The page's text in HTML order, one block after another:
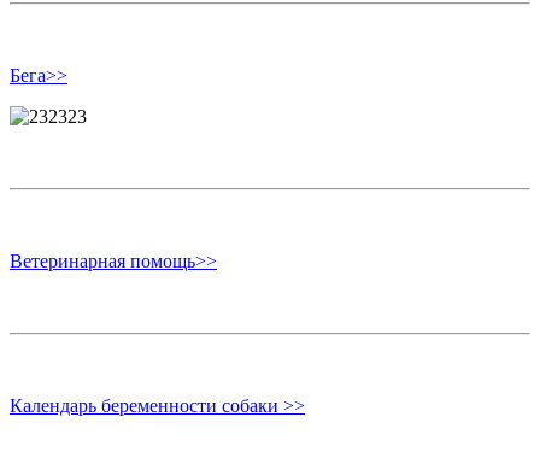
Бега>>
Ветеринарная помощь>>
Календарь беременности собаки >>